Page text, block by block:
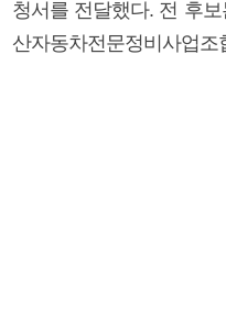
청서를 전달했다. 전 후
산자동차전문정비사업조